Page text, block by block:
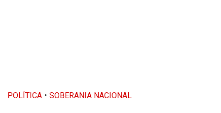
POLÍTICA SOBERANIA NACIONAL